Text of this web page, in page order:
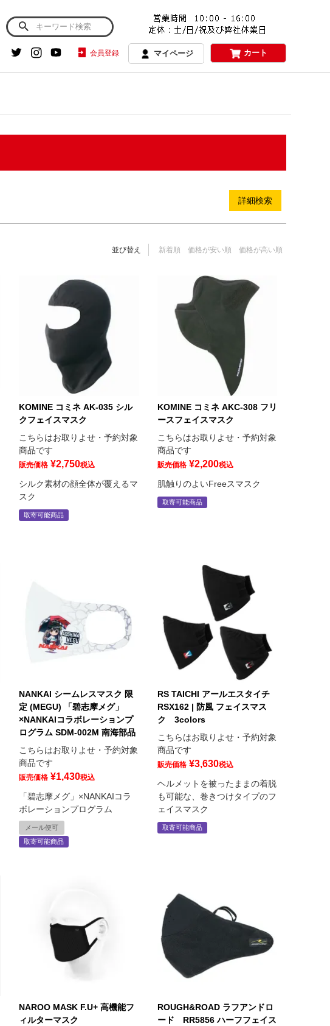
会員登録 マイページ カート
詳細検索
予約商品
並び順
並び替え 新着順 価格が安い順 価格が高い順
KOMINE コミネ AK-035 シル
クフェイスマスク
こちらはお取りよせ・予約対象
商品です
販売価格 ¥2,750税込
シルク素材の顔全体が覆えるマ
スク
取寄可能商品
KOMINE コミネ AKC-308 フリ
ースフェイスマスク
こちらはお取りよせ・予約対象
商品です
販売価格 ¥2,200税込
肌触りのよいFreeスマスク
取寄可能商品
NANKAI シームレスマスク 限
定 (MEGU) 「碧志摩メグ」
×NANKAIコラボレーションプ
ログラム SDM-002M 南海部品
こちらはお取りよせ・予約対象
商品です
販売価格 ¥1,430税込
「碧志摩メグ」×NANKAIコラ
ボレーションプログラム
メール便可
取寄可能商品
RS TAICHI アールエスタイチ
RSX162 | 防風 フェイスマス
ク 3colors
こちらはお取りよせ・予約対象
商品です
販売価格 ¥3,630税込
ヘルメットを被ったままの着脱
も可能な、巻きつけタイプのフ
ェイスマスク
取寄可能商品
NAROO MASK F.U+ 高機能フ
ィルターマスク
ROUGH&ROAD ラフアンドロ
ード RR5856 ハーフフェイス